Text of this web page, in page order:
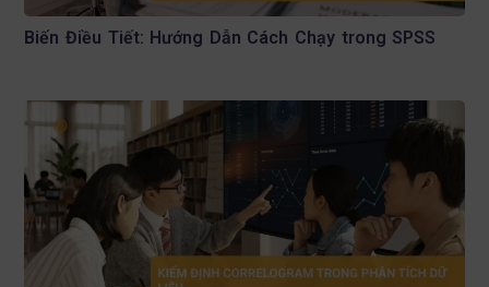
Biến Điều Tiết: Hướng Dẫn Cách Chạy trong SPSS